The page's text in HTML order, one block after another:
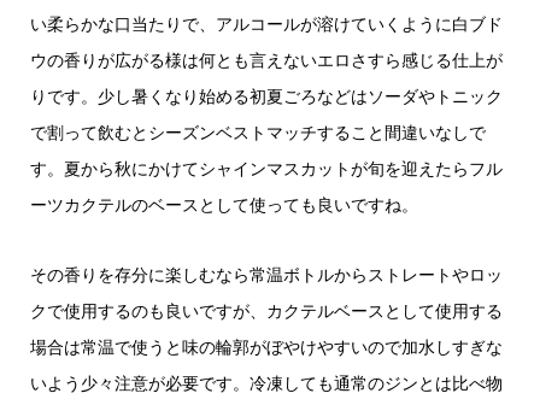
い柔らかな口当たりで、アルコールが溶けていくように白ブド
ウの香りが広がる様は何とも言えないエロさすら感じる仕上が
りです。少し暑くなり始める初夏ごろなどはソーダやトニック
で割って飲むとシーズンベストマッチすること間違いなしで
す。夏から秋にかけてシャインマスカットが旬を迎えたらフル
ーツカクテルのベースとして使っても良いですね。
その香りを存分に楽しむなら常温ボトルからストレートやロッ
クで使用するのも良いですが、カクテルベースとして使用する
場合は常温で使うと味の輪郭がぼやけやすいので加水しすぎな
いよう少々注意が必要です。冷凍しても通常のジンとは比べ物